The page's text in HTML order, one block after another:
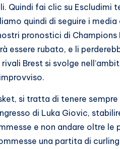
fai clic su Escludimi
quindi di seguire i media
pronostici di Champions
essere rubato, e li
Brest si svolge
si tratta di tenere sempre
di Luka Giovic,
e non andare oltre le
una partita di